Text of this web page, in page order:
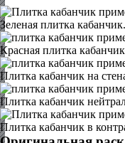
Зеленая плитка кабанчик.
Красная плитка
Плитка кабанчик на
Плитка кабанчик
Плитка кабанчик в